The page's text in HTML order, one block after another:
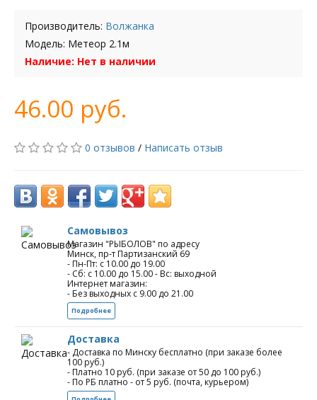
Производитель: Волжанка
Модель: Метеор 2.1м
Наличие: Нет в наличии
46.00 руб.
0 отзывов / Написать отзыв
Самовывоз
Магазин "РЫБОЛОВ" по адресу
Минск, пр-т Партизанский 69
- Пн-Пт: с 10.00 до 19.00
- Сб: с 10.00 до 15.00 - Вс: выходной
Интернет магазин:
- Без выходных с 9.00 до 21.00
Подробнее
Доставка
- Доставка по Минску бесплатно (при заказе более
100 руб.)
- Платно 10 руб. (при заказе от 50 до 100 руб.)
- По РБ платно - от 5 руб. (почта, курьером)